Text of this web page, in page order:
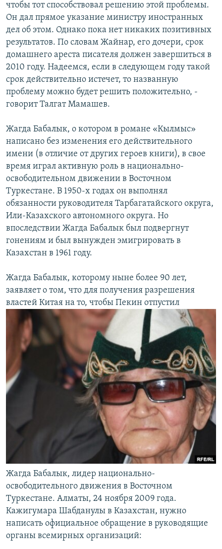
чтобы тот способствовал решению этой проблемы.
Он дал прямое указание министру иностранных
дел об этом. Однако пока нет никаких позитивных
результатов. По словам Жайнар, его дочери, срок
домашнего ареста писателя должен завершиться в
2010 году. Надеемся, если в следующем году такой
срок действительно истечет, то названную
проблему можно будет решить положительно, -
говорит Талгат Мамашев.
Жагда Бабалык, о котором в романе «Кылмыс»
написано без изменения его действительного
имени (в отличие от других героев книги), в свое
время играл активную роль в национально-
освободительном движении в Восточном
Туркестане. В 1950-х годах он выполнял
обязанности руководителя Тарбагатайского округа,
Или-Казахского автономного округа. Но
впоследствии Жагда Бабалык был подвергнут
гонениям и был вынужден эмигрировать в
Казахстан в 1961 году.
Жагда Бабалык, которому ныне более 90 лет,
заявляет о том, что для получения разрешения
властей Китая на то, чтобы Пекин отпустил
Жагда Бабалык, лидер национально-
освободительного движения в Восточном
Туркестане. Алматы, 24 ноября 2009 года.
Кажигумара Шабданулы в Казахстан, нужно
написать официальное обращение в руководящие
органы всемирных организаций: